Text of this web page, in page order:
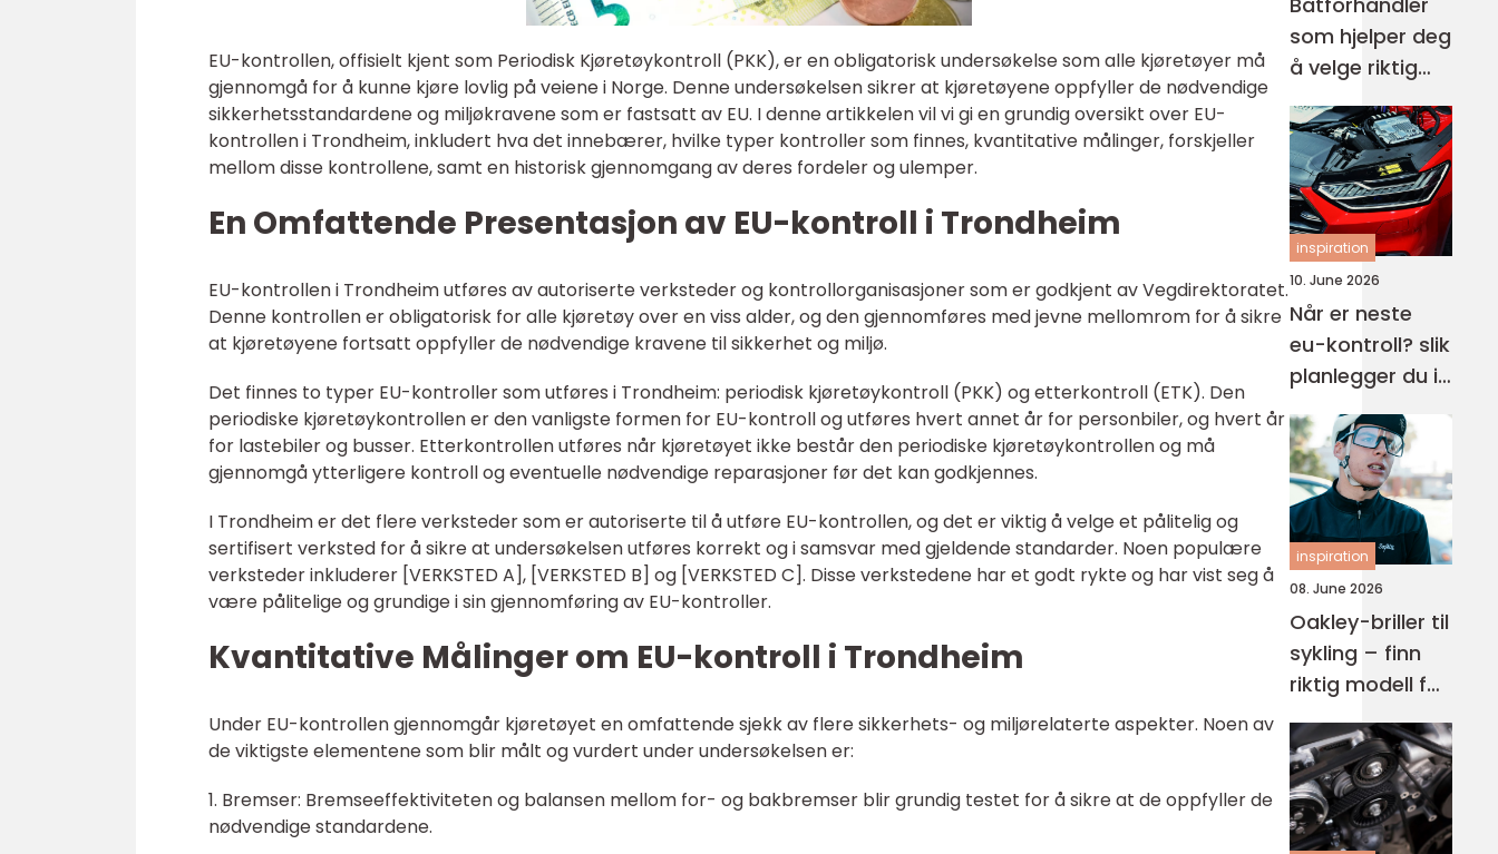
EU-kontrollen, offisielt kjent som Periodisk Kjøretøykontroll (PKK), er en obligatorisk undersøkelse som alle kjøretøyer må
gjennomgå for å kunne kjøre lovlig på veiene i Norge. Denne undersøkelsen sikrer at kjøretøyene oppfyller de nødvendige
sikkerhetsstandardene og miljøkravene som er fastsatt av EU. I denne artikkelen vil vi gi en grundig oversikt over EU-
kontrollen i Trondheim, inkludert hva det innebærer, hvilke typer kontroller som finnes, kvantitative målinger, forskjeller
mellom disse kontrollene, samt en historisk gjennomgang av deres fordeler og ulemper.
En Omfattende Presentasjon av EU-kontroll i Trondheim
EU-kontrollen i Trondheim utføres av autoriserte verksteder og kontrollorganisasjoner som er godkjent av Vegdirektoratet.
Denne kontrollen er obligatorisk for alle kjøretøy over en viss alder, og den gjennomføres med jevne mellomrom for å sikre
at kjøretøyene fortsatt oppfyller de nødvendige kravene til sikkerhet og miljø.
Det finnes to typer EU-kontroller som utføres i Trondheim: periodisk kjøretøykontroll (PKK) og etterkontroll (ETK). Den
periodiske kjøretøykontrollen er den vanligste formen for EU-kontroll og utføres hvert annet år for personbiler, og hvert år
for lastebiler og busser. Etterkontrollen utføres når kjøretøyet ikke består den periodiske kjøretøykontrollen og må
gjennomgå ytterligere kontroll og eventuelle nødvendige reparasjoner før det kan godkjennes.
I Trondheim er det flere verksteder som er autoriserte til å utføre EU-kontrollen, og det er viktig å velge et pålitelig og
sertifisert verksted for å sikre at undersøkelsen utføres korrekt og i samsvar med gjeldende standarder. Noen populære
verksteder inkluderer [VERKSTED A], [VERKSTED B] og [VERKSTED C]. Disse verkstedene har et godt rykte og har vist seg å
være pålitelige og grundige i sin gjennomføring av EU-kontroller.
Kvantitative Målinger om EU-kontroll i Trondheim
Under EU-kontrollen gjennomgår kjøretøyet en omfattende sjekk av flere sikkerhets- og miljørelaterte aspekter. Noen av
de viktigste elementene som blir målt og vurdert under undersøkelsen er:
1. Bremser: Bremseeffektiviteten og balansen mellom for- og bakbremser blir grundig testet for å sikre at de oppfyller de
nødvendige standardene.
som hjelper deg
å velge riktig
båt
inspiration
10. June 2026
Når er neste
eu-kontroll? slik
planlegger du i
tide
inspiration
08. June 2026
Oakley-briller til
sykling – finn
riktig modell for
deg